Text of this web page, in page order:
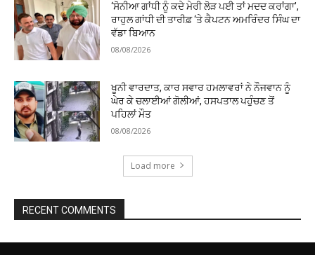
‘ਸੋਨੀਆ ਗਾਂਧੀ ਨੂੰ ਕਦੇ ਮੇਰੀ ਲੋੜ ਪਈ ਤਾਂ ਮਦਦ ਕਰਾਂਗਾ’,
ਰਾਹੁਲ ਗਾਂਧੀ ਦੀ ਤਾਰੀਫ਼ ‘ਤੇ ਕੈਪਟਨ ਅਮਰਿੰਦਰ ਸਿੰਘ ਦਾ
ਵੱਡਾ ਬਿਆਨ
08/08/2026
ਖੂਨੀ ਵਾਰਦਾਤ, ਕਾਰ ਸਵਾਰ ਹਮਲਾਵਰਾਂ ਨੇ ਨੌਜਵਾਨ ਨੂੰ
ਘੇਰ ਕੇ ਚਲਾਈਆਂ ਗੋਲੀਆਂ, ਹਸਪਤਾਲ ਪਹੁੰਚਣ ਤੋਂ
ਪਹਿਲਾਂ ਮੌਤ
08/08/2026
Load more
RECENT COMMENTS